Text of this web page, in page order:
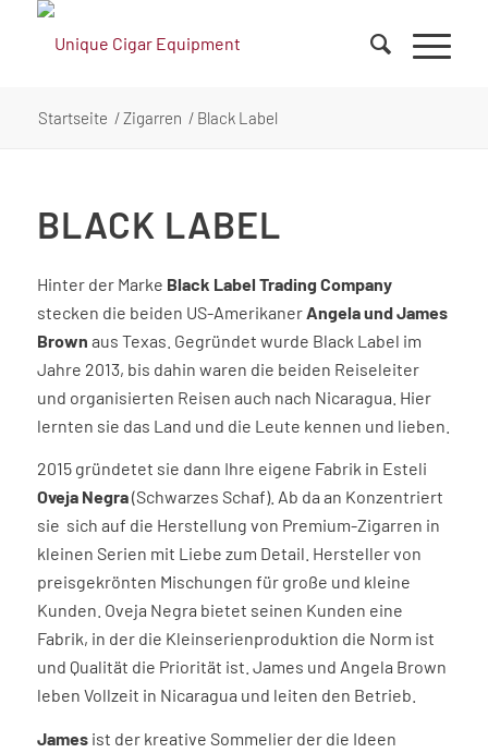
Startseite /Zigarren / Black Label
BLACK LABEL
Hinter der Marke Black Label Trading Company
stecken die beiden US-Amerikaner Angela und James
Brown aus Texas. Gegründet wurde Black Label im
Jahre 2013, bis dahin waren die beiden Reiseleiter
und organisierten Reisen auch nach Nicaragua. Hier
lernten sie das Land und die Leute kennen und lieben.
2015 gründetet sie dann Ihre eigene Fabrik in Esteli
Oveja Negra(Schwarzes Schaf). Ab da an Konzentriert
sie sich auf die Herstellung von Premium-Zigarren in
kleinen Serien mit Liebe zum Detail. Hersteller von
preisgekrönten Mischungen für große und kleine
Kunden. Oveja Negra bietet seinen Kunden eine
Fabrik, in der die Kleinserienproduktion die Norm ist
und Qualität die Priorität ist. James und Angela Brown
leben Vollzeit in Nicaragua und leiten den Betrieb.
Jamesist der kreative Sommelier der die Ideen